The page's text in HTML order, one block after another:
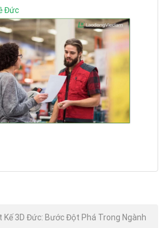
Đức
Kế 3D Đức: Bước Đột Phá Trong Ngành